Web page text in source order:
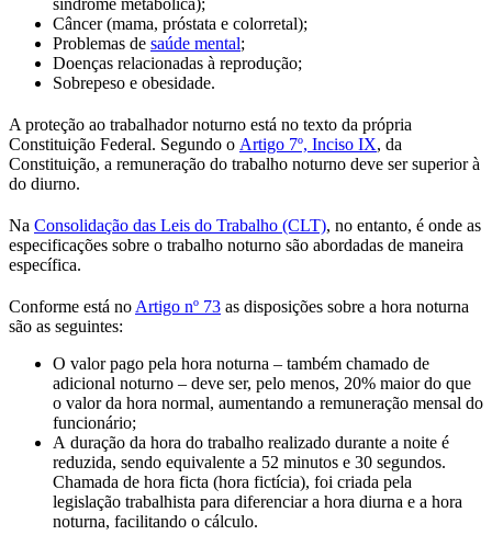
síndrome metabólica);
Câncer (mama, próstata e colorretal);
Problemas de saúde mental;
Doenças relacionadas à reprodução;
Sobrepeso e obesidade.
A proteção ao trabalhador noturno está no texto da própria
Constituição Federal. Segundo o Artigo 7º, Inciso IX, da
Constituição, a remuneração do trabalho noturno deve ser superior à
do diurno.
Na Consolidação das Leis do Trabalho (CLT), no entanto, é onde as
especificações sobre o trabalho noturno são abordadas de maneira
específica.
Conforme está no Artigo nº 73 as disposições sobre a hora noturna
são as seguintes:
O valor pago pela hora noturna – também chamado de
adicional noturno – deve ser, pelo menos, 20% maior do que
o valor da hora normal, aumentando a remuneração mensal do
funcionário;
A duração da hora do trabalho realizado durante a noite é
reduzida, sendo equivalente a 52 minutos e 30 segundos.
Chamada de hora ficta (hora fictícia), foi criada pela
legislação trabalhista para diferenciar a hora diurna e a hora
noturna, facilitando o cálculo.